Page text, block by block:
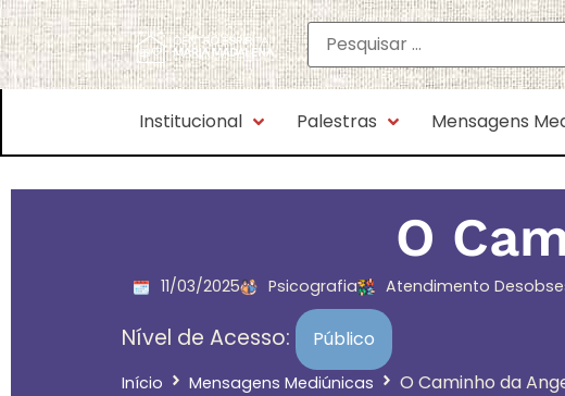
Institucional Palestras Mensagens
O
11/03/2025 Psicografia Atendimento
Nível de Acesso: Público
Início Mensagens Mediúnicas O Caminho da